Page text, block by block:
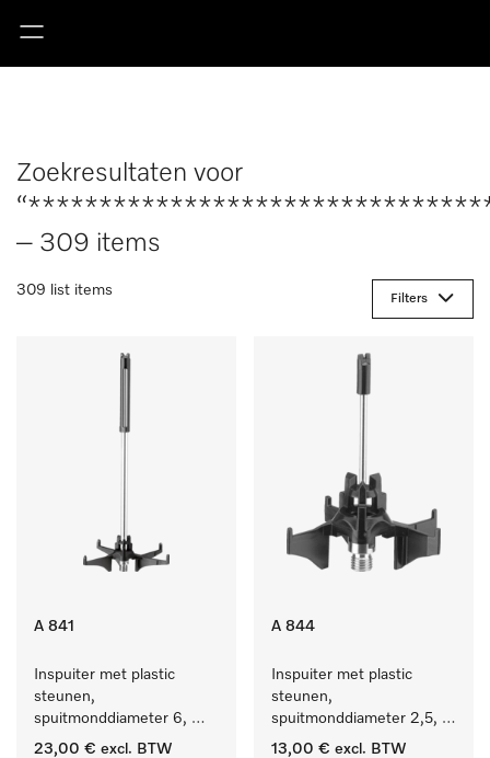
Zoekresultaten voor
– 309 items
309 list items
Filters
A 841
Inspuiter met plastic
steunen,
spuitmonddiameter 6,
lengte 210 mm, 1 stuk
23,00 € excl. BTW
A 844
Inspuiter met plastic
steunen,
spuitmonddiameter 2,5,
lengte 80 mm, 1 stuk.
13,00 € excl. BTW